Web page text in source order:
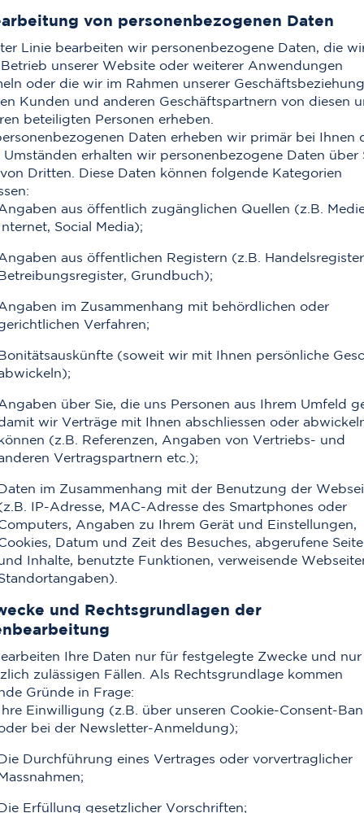
von personenbezogenen Daten
Linie bearbeiten wir personenbezogene Daten, die
unserer Website oder weiterer Anwendungen
oder die wir im Rahmen unserer
Kunden und anderen Geschäftspartnern von diesen
beteiligten Personen erheben.
Daten erheben wir primär bei Ihnen
Umständen erhalten wir personenbezogene Daten über
Dritten. Diese Daten können folgende Kategorien
aus öffentlich zugänglichen Quellen (z.B.
Social Media);
aus öffentlichen Registern (z.B.
Grundbuch);
im Zusammenhang mit behördlichen oder
Verfahren;
(soweit wir mit Ihnen persönliche
über Sie, die uns Personen aus Ihrem Umfeld
wir Verträge mit Ihnen abschliessen oder
(z.B. Referenzen, Angaben von Vertriebs- und
Vertragspartnern etc.);
im Zusammenhang mit der Benutzung der
IP-Adresse, MAC-Adresse des Smartphones oder
Angaben zu Ihrem Gerät und Einstellungen,
Datum und Zeit des Besuches, abgerufene
Inhalte, benutzte Funktionen, verweisende
und Rechtsgrundlagen der
Ihre Daten nur für festgelegte Zwecke und nur
zulässigen Fällen. Als Rechtsgrundlage kommen
Gründe in Frage:
Einwilligung (z.B. über unseren Cookie-Consent-
bei der Newsletter-Anmeldung);
Durchführung eines Vertrages oder vorvertraglicher
Erfüllung gesetzlicher Vorschriften;